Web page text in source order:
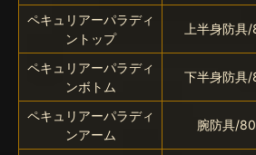
ペキュリアーパラディ
ントップ
上半身防具
ペキュリアーパラディ
ンボトム
下半身防具/
ペキュリアーパラディ
ンアーム
腕防具/80